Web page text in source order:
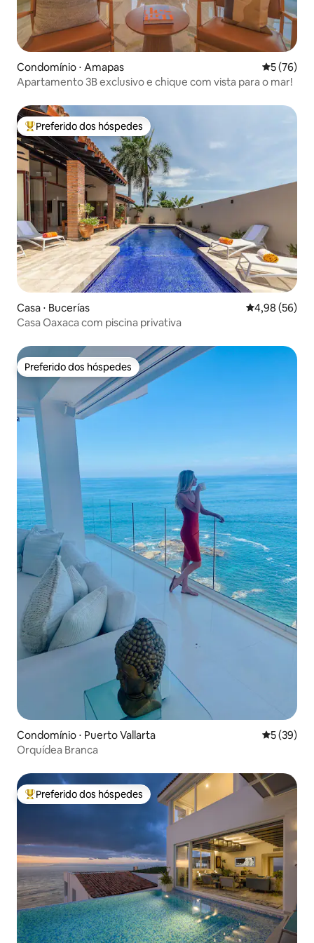
Condomínio ⋅ Amapas 5 de uma
5 (76)
Apartamento 3B exclusivo e chique com vista para o mar!
Entre os melhores preferidos dos hóspedes
Preferido dos hóspedes
Casa ⋅ Bucerías 4,98 de uma
4,98 (56)
Casa Oaxaca com piscina privativa
Preferido dos hóspedes
Preferido dos hóspedes
Condomínio ⋅ Puerto Vallarta 5 de uma
5 (39)
Orquídea Branca
Entre os melhores preferidos dos hóspedes
Preferido dos hóspedes